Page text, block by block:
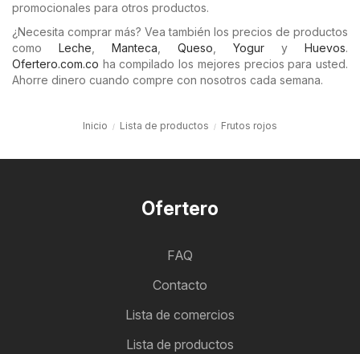
promocionales para otros productos.
¿Necesita comprar más? Vea también los precios de productos
como Leche Manteca Queso Yogur y Huevos.
Ofertero.com.co ha compilado los mejores precios para usted.
Ahorre dinero cuando compre con nosotros cada semana.
Inicio Lista de productos Frutos rojos
Ofertero
FAQ
Contacto
Lista de comercios
Lista de productos